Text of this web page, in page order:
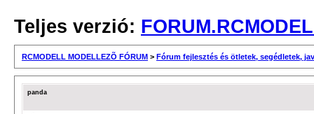
Teljes verzió:
RCMODELL MODELLEZÕ FÓRUM > Fórum fejlesztés és ötletek, segédletek,
panda